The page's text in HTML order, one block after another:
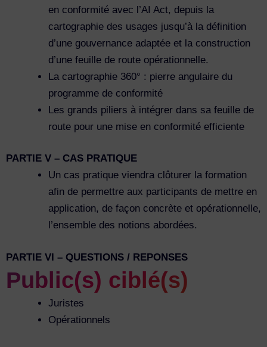
en conformité avec l’AI Act, depuis la
cartographie des usages jusqu’à la définition
d’une gouvernance adaptée et la construction
d’une feuille de route opérationnelle.
La cartographie 360° : pierre angulaire du
programme de conformité
Les grands piliers à intégrer dans sa feuille de
route pour une mise en conformité efficiente
PARTIE V – CAS PRATIQUE
Un cas pratique viendra clôturer la formation
afin de permettre aux participants de mettre en
application, de façon concrète et opérationnelle,
l’ensemble des notions abordées.
PARTIE VI – QUESTIONS / REPONSES
Public(s) ciblé(s)
Juristes
Opérationnels